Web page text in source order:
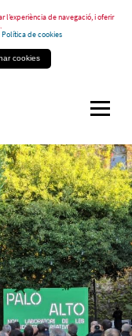
de navegació, i oferir
Política de cookies
cookies